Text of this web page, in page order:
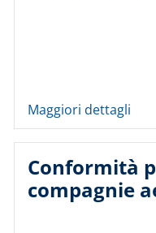
Maggiori dettagli
Conformità
compagnie